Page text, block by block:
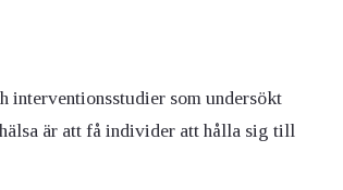
interventionsstudier som undersökt
är att få individer att hålla sig till